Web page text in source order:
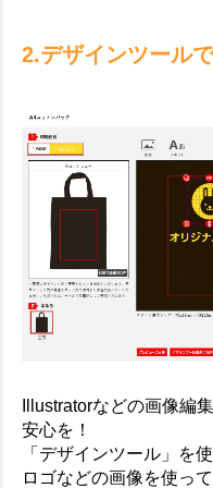
2.デザインツール
Illustratorなどの画像編
安心を！
「デザインツール」を
ロゴなどの画像を使っ